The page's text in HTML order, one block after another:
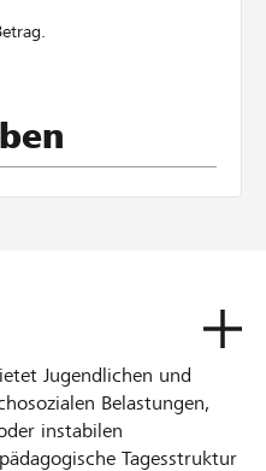
Jugendlichen und
Belastungen,
instabilen
Tagesstruktur